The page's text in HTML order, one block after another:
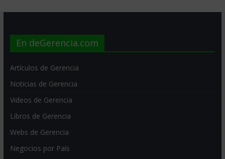
En deGerencia.com
Artículos de Gerencia
Noticias de Gerencia
Videos de Gerencia
Libros de Gerencia
Webs de Gerencia
Negocios por País